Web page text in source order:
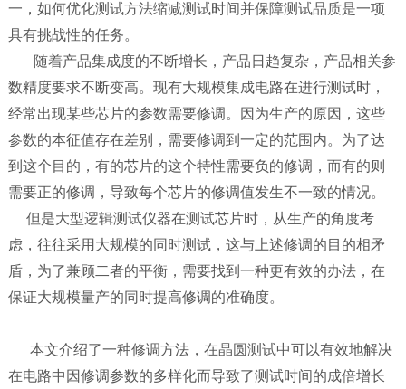
一，如何优化测试方法缩减测试时间并保障测试品质是一项
具有挑战性的任务。
随着产品集成度的不断增长，产品日趋复杂，产品相关参
数精度要求不断变高。现有大规模集成电路在进行测试时，
经常出现某些芯片的参数需要修调。因为生产的原因，这些
参数的本征值存在差别，需要修调到一定的范围内。为了达
到这个目的，有的芯片的这个特性需要负的修调，而有的则
需要正的修调，导致每个芯片的修调值发生不一致的情况。
但是大型逻辑测试仪器在测试芯片时，从生产的角度考
虑，往往采用大规模的同时测试，这与上述修调的目的相矛
盾，为了兼顾二者的平衡，需要找到一种更有效的办法，在
保证大规模量产的同时提高修调的准确度。
本文介绍了一种修调方法，在晶圆测试中可以有效地解决
在电路中因修调参数的多样化而导致了测试时间的成倍增长